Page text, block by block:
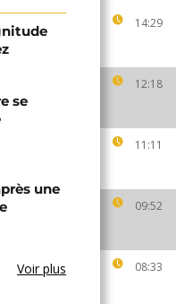
14:29
12:18
11:11
09:52
08:33
se
une
Voir plus